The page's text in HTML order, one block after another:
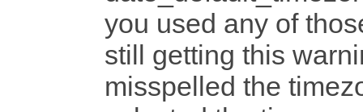
you used any of
still getting this
misspelled the